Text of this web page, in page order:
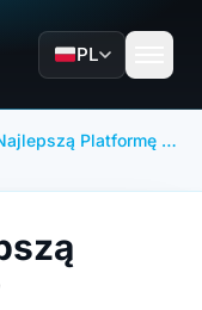
PL
Jak Wybrać Najlepszą Platformę Mediów Społecznościowych dla Rozwoju Biznesu?